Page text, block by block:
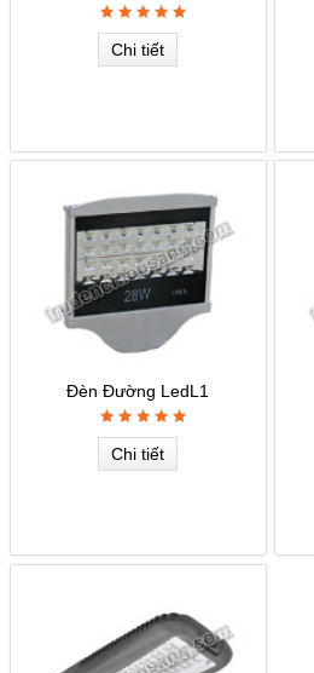
Chi tiết
Đèn Đường LedL1
Chi tiết